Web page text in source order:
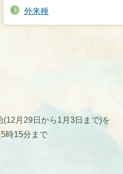
外来種
月29日から1月3日まで)を
時15分まで